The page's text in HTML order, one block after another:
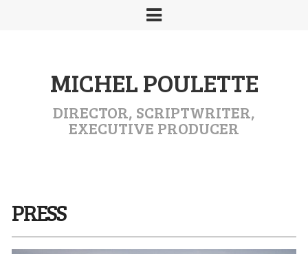
MICHEL POULETTE
DIRECTOR, SCRIPTWRITER,
EXECUTIVE PRODUCER
PRESS